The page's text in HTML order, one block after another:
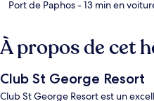
Port de Paphos- 13 min en
À propos de cet
Club St George Resort
Club St George Resort est un